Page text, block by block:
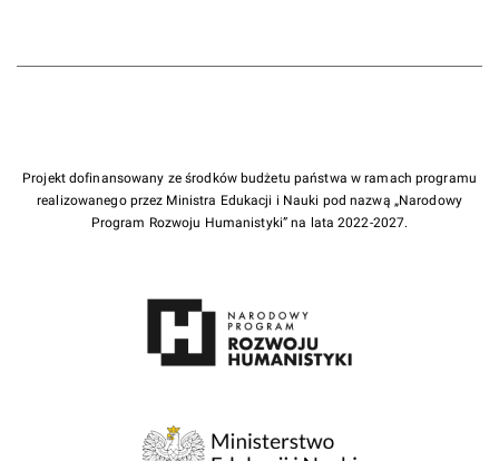
Projekt dofinansowany ze środków budżetu państwa w ramach programu
realizowanego przez Ministra Edukacji i Nauki pod nazwą „Narodowy
Program Rozwoju Humanistyki” na lata 2022-2027.